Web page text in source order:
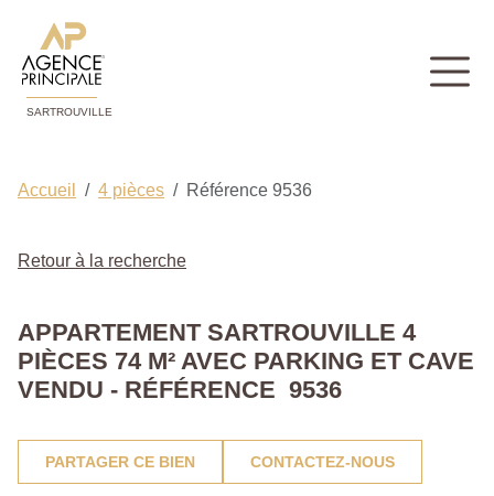
SARTROUVILLE
Accueil 4 pièces Référence 9536
Retour à la recherche
APPARTEMENT SARTROUVILLE 4
PIÈCES 74 M² AVEC PARKING ET CAVE
VENDU - RÉFÉRENCE 9536
PARTAGER CE BIEN CONTACTEZ-NOUS